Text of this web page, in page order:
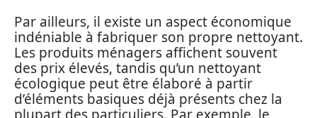
Par ailleurs, il existe un aspect économique
indéniable à fabriquer son propre nettoyant.
Les produits ménagers affichent souvent
des prix élevés, tandis qu’un nettoyant
écologique peut être élaboré à partir
d’éléments basiques déjà présents chez la
plupart des particuliers. Par exemple, le